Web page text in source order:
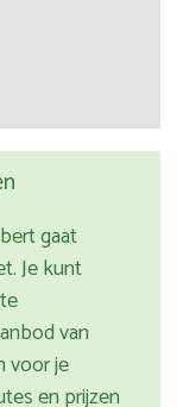
gaat
Je kunt
van
voor je
en prijzen